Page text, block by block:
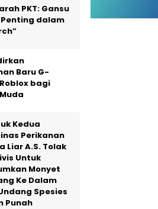
PKT: Gansu
dalam
Baru G-
Roblox bagi
Kedua
Perikanan
Liar A.S. Tolak
Untuk
Monyet
Ke Dalam
Spesies
Punah